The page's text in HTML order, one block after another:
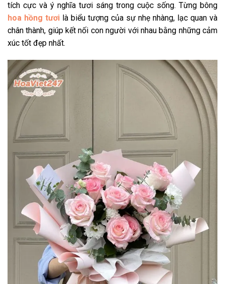
tích cực và ý nghĩa tươi sáng trong cuộc sống. Từng bông
hoa hồng tươi là biểu tượng của sự nhẹ nhàng, lạc quan và
chân thành, giúp kết nối con người với nhau bằng những cảm
xúc tốt đẹp nhất.